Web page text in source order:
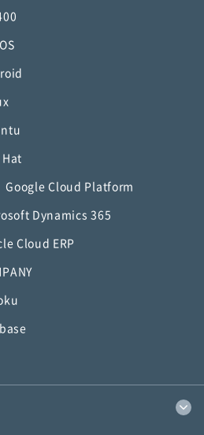
Hat
Google Cloud Platform
Dynamics 365
Cloud ERP